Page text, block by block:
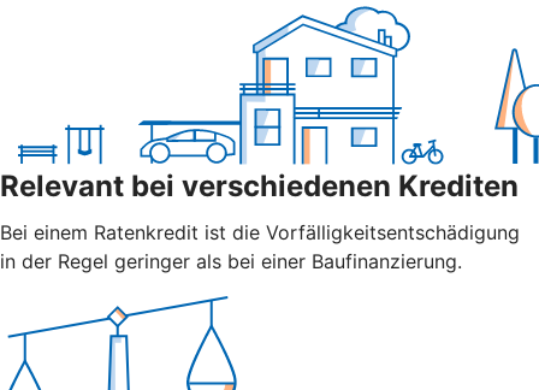
Relevant bei verschiedenen Krediten
Bei einem Ratenkredit ist die Vorfälligkeitsentschädigung
in der Regel geringer als bei einer Baufinanzierung.